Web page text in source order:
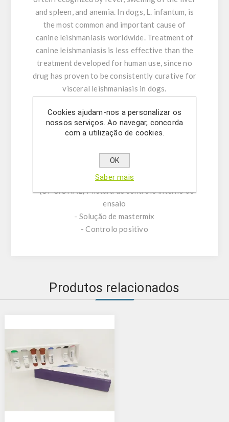
and spleen, and anemia. In dogs, L. infantum, is
the most common and important cause of
canine leishmaniasis worldwide. Treatment of
canine leishmaniasis is less effective than the
treatment developed for human use, since no
drug has proven to be consistently curative for
visceral leishmaniasis in dogs.
KIT CHARACTERISTICS:
- Mistura do ensaio composta por misturas
singleplex de primers específicos de sentido
direto/indireto e sondas.
- Tampão de ressuspensão
- Água livre de DNase/RNase
- (OPCIONAL) Mistura de controlo interno do
ensaio
- Solução de mastermix
- Controlo positivo
Produtos relacionados
Cookies ajudam-nos a personalizar os
nossos serviços. Ao navegar, concorda
com a utilização de cookies.
OK
Saber mais